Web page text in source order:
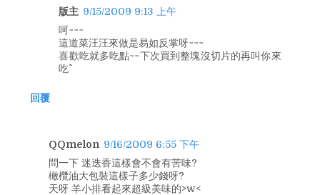
版主 9/15/2009 9:13 上午
呵~~~
這道菜汪汪來做是易如反掌呀~~~
喜歡吃就多吃點~~下次買到整塊沒切片的再叫你來
吃^^
回覆
QQmelon 9/16/2009 6:55 下午
問一下 迷迭香這樣會不會有苦味?
橄欖油大包裝這樣子多少錢呀?
天呀 羊小排看起來超級美味的>w<